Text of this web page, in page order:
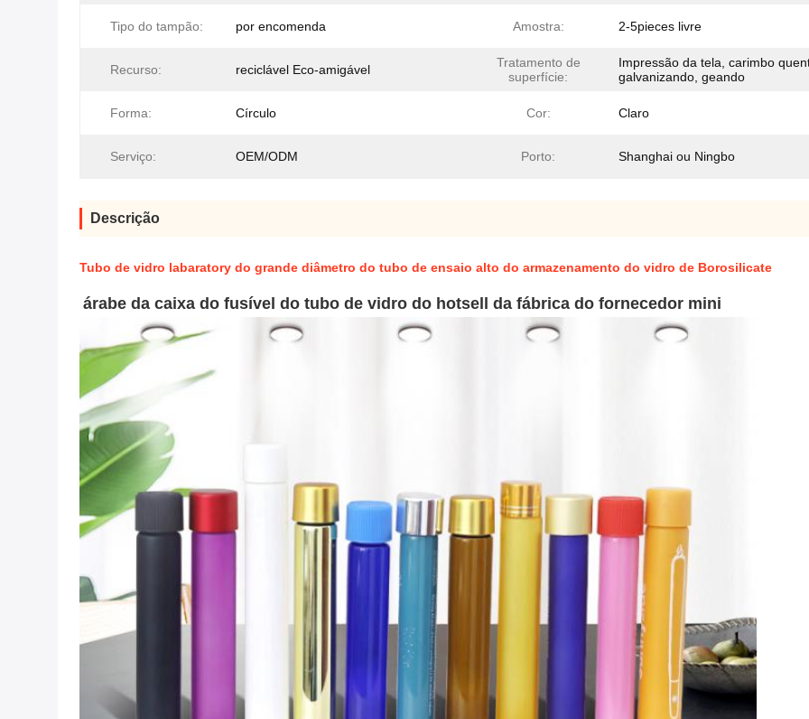
Tipo do tampão: por encomenda Amostra: 2-5pieces livre
Recurso: reciclável Eco-amigável
Tratamento de
superfície:
Impressão da tela, carimbo
galvanizando, geando
Forma: Círculo Cor: Claro
Serviço: OEM/ODM Porto: Shanghai ou Ningbo
Descrição
Tubo de vidro labaratory do grande diâmetro do tubo de ensaio alto do armazenamento do vidro de Borosilicate
árabe da caixa do fusível do tubo de vidro do hotsell da fábrica do fornecedor mini